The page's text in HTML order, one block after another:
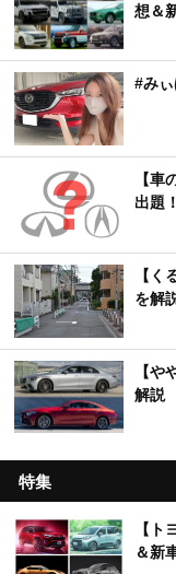
想＆
#み
【車
出題！
【
を解
【
解説
特集
【
＆新